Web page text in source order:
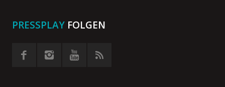
PRESSPLAY FOLGEN